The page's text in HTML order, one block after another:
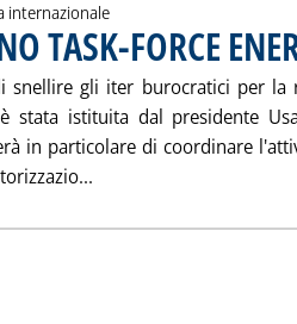
internazionale
TASK-FORCE
snellire gli iter burocratici per la
stata istituita dal presidente
in particolare di coordinare